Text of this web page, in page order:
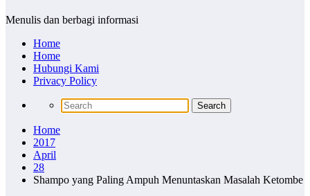
Menulis dan berbagi informasi
Home
Home
Hubungi Kami
Privacy Policy
Home
2017
April
28
Shampo yang Paling Ampuh Menuntaskan Masalah Ketombe